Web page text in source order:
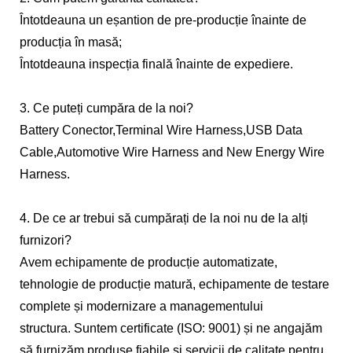
Întotdeauna un eșantion de pre-producție înainte de
producția în masă;
Întotdeauna inspecția finală înainte de expediere.
3. Ce puteți cumpăra de la noi?
Battery Conector,Terminal Wire Harness,USB Data
Cable,Automotive Wire Harness and New Energy Wire
Harness.
4. De ce ar trebui să cumpărați de la noi nu de la alți
furnizori?
Avem echipamente de producție automatizate,
tehnologie de producție matură, echipamente de testare
complete și modernizare a managementului
structura. Suntem certificate (ISO: 9001) și ne angajăm